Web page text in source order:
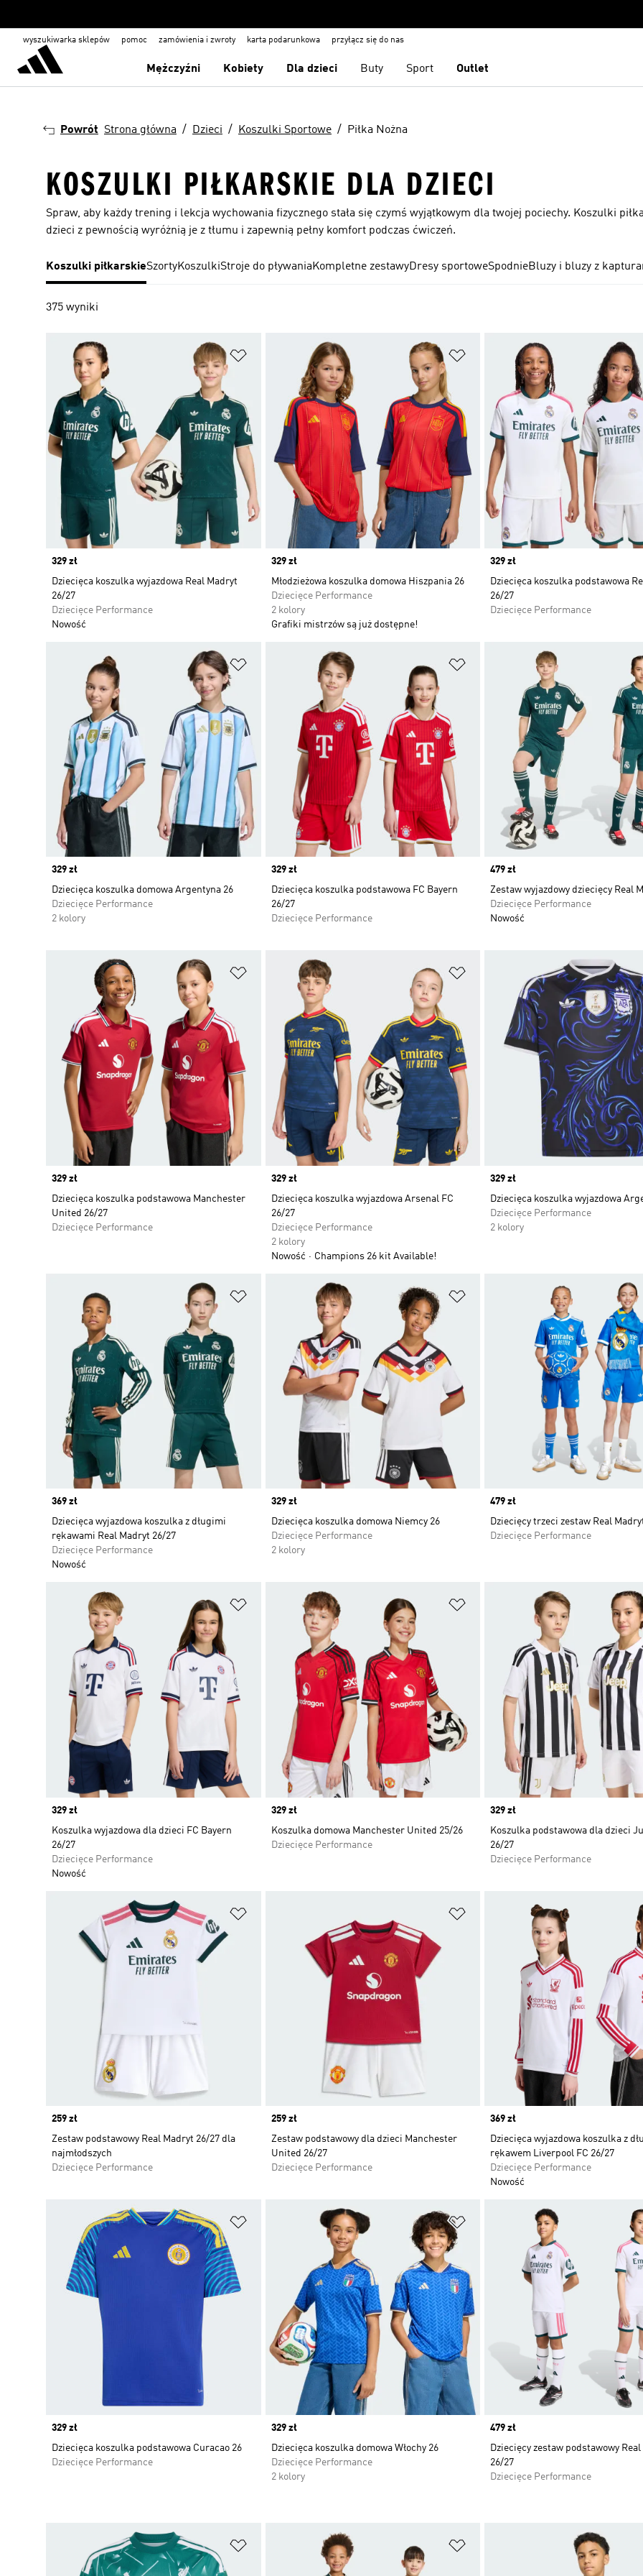
wyszukiwarka sklepów pomoc zamówienia i zwroty karta podarunkowa przyłącz się do nas
Mężczyźni Kobiety Dla dzieci Buty Sport Outlet
Powrót Strona główna Dzieci Koszulki Sportowe Piłka Nożna
KOSZULKI PIŁKARSKIE DLA DZIECI
Spraw, aby każdy trening i lekcja wychowania fizycznego stała się czymś wyjątkowym dla twojej pociechy. Koszulki
dzieci z pewnością wyróżnią je z tłumu i zapewnią pełny komfort podczas ćwiczeń.
Koszulki piłkarskieSzortyKoszulkiStroje do pływaniaKompletne zestawyDresy sportoweSpodnieBluzy i bluzy z
375 wyniki
Dodaj do listy życzeń
Price
329 zł
Dziecięca koszulka wyjazdowa Real Madryt
26/27
Dziecięce Performance
Nowość
Dodaj do listy życzeń
Price
329 zł
Młodzieżowa koszulka domowa Hiszpania 26
Dziecięce Performance
2 kolory
Grafiki mistrzów są już dostępne!
Price
329 zł
Dziecięca koszulka podstawowa
26/27
Dziecięce Performance
Dodaj do listy życzeń
Price
329 zł
Dziecięca koszulka domowa Argentyna 26
Dziecięce Performance
2 kolory
Dodaj do listy życzeń
Price
329 zł
Dziecięca koszulka podstawowa FC Bayern
26/27
Dziecięce Performance
Price
479 zł
Zestaw wyjazdowy dziecięcy Real
Dziecięce Performance
Nowość
Dodaj do listy życzeń
Price
329 zł
Dziecięca koszulka podstawowa Manchester
United 26/27
Dziecięce Performance
Dodaj do listy życzeń
Price
329 zł
Dziecięca koszulka wyjazdowa Arsenal FC
26/27
Dziecięce Performance
2 kolory
Nowość
Champions 26 kit Available!
Price
329 zł
Dziecięca koszulka wyjazdowa
Dziecięce Performance
2 kolory
Dodaj do listy życzeń
Price
369 zł
Dziecięca wyjazdowa koszulka z długimi
rękawami Real Madryt 26/27
Dziecięce Performance
Nowość
Dodaj do listy życzeń
Price
329 zł
Dziecięca koszulka domowa Niemcy 26
Dziecięce Performance
2 kolory
Price
479 zł
Dziecięcy trzeci zestaw Real
Dziecięce Performance
Dodaj do listy życzeń
Price
329 zł
Koszulka wyjazdowa dla dzieci FC Bayern
26/27
Dziecięce Performance
Nowość
Dodaj do listy życzeń
Price
329 zł
Koszulka domowa Manchester United 25/26
Dziecięce Performance
Price
329 zł
Koszulka podstawowa dla dzieci
26/27
Dziecięce Performance
Price
259 zł
Zestaw podstawowy Real Madryt 26/27 dla
najmłodszych
Dziecięce Performance
Dodaj do listy życzeń
Price
259 zł
Zestaw podstawowy dla dzieci Manchester
United 26/27
Dziecięce Performance
Price
369 zł
Dziecięca wyjazdowa koszulka z
rękawem Liverpool FC 26/27
Dziecięce Performance
Nowość
Dodaj do listy życzeń
Price
329 zł
Dziecięca koszulka podstawowa Curacao 26
Dziecięce Performance
Dodaj do listy życzeń
Price
329 zł
Dziecięca koszulka domowa Włochy 26
Dziecięce Performance
2 kolory
Price
479 zł
Dziecięcy zestaw podstawowy
26/27
Dziecięce Performance
Dodaj do listy życzeń